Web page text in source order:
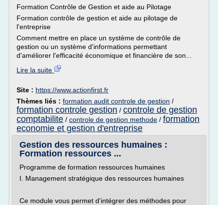
Formation Contrôle de Gestion et aide au Pilotage
Formation contrôle de gestion et aide au pilotage de
l'entreprise
Comment mettre en place un système de contrôle de
gestion ou un système d'informations permettant
d'améliorer l'efficacité économique et financière de son...
Lire la suite
Site : https://www.actionfirst.fr
Thèmes liés : formation audit controle de gestion /
formation controle gestion / controle de gestion
comptabilite / controle de gestion methode / formation
economie et gestion d'entreprise
Gestion des ressources humaines :
Formation ressources ...
Programme de formation ressources humaines
I. Management stratégique des ressources humaines
Ce module vous permet d'intégrer des méthodes pour